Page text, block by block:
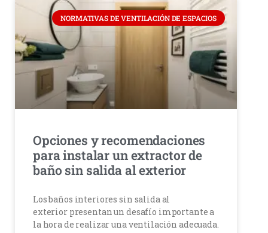
NORMATIVAS DE VENTILACIÓN DE ESPACIOS
Opciones y recomendaciones
para instalar un extractor de
baño sin salida al exterior
Los baños interiores sin salida al
exterior presentan un desafío importante a
la hora de realizar una ventilación adecuada.